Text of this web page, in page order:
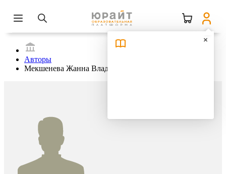
Авторы
Мекшенева Жанна Владимировна